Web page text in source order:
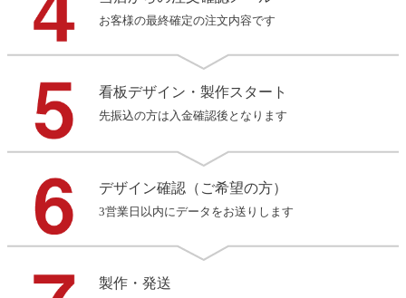
お客様の最終確定の注文内容です
看板デザイン・製作スタート
先振込の方は入金確認後となります
デザイン確認（ご希望の方）
3営業日以内にデータをお送りします
製作・発送